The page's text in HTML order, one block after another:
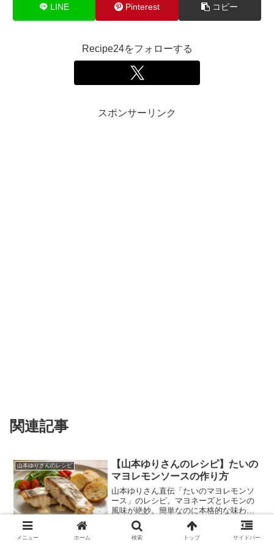
LINE Pinterest コピー
Recipe24をフォローする
スポンサーリンク
関連記事
山本ゆりさんのレシピ
【山本ゆりさんのレシピ】たいの
マヨレモンソースの作り方
山本ゆりさん直伝「たいのマヨレモンソ
ース」のレシピ。マヨネーズとレモンの
風味が絶妙。簡単なのに本格的な味わい
を楽しめます。
2026.03.21 2026.06.03
メニュー ホーム 検索 トップ サイドバー